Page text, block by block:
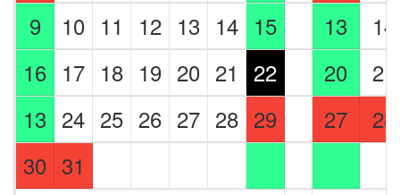
9
10 11 12 13 14 15 13
14
16 17 18 19 20 21 22 20
21
13 24 25 26 27 28 29 27
28
30 31